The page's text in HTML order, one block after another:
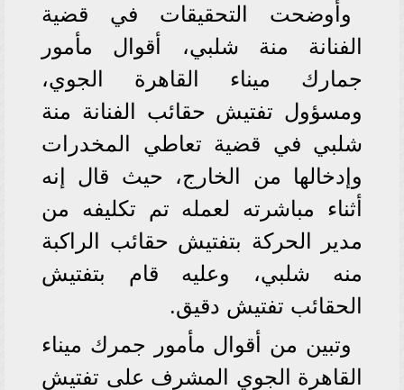
وأوضحت التحقيقات في قضية
الفنانة منة شلبي، أقوال مأمور
جمارك ميناء القاهرة الجوي،
ومسؤول تفتيش حقائب الفنانة منة
شلبي في قضية تعاطي المخدرات
وإدخالها من الخارج، حيث قال إنه
أثناء مباشرته لعمله تم تكليفه من
مدير الحركة بتفتيش حقائب الراكبة
منه شلبي، وعليه قام بتفتيش
الحقائب تفتيش دقيق.
وتبين من أقوال مأمور جمرك ميناء
القاهرة الجوي المشرف على تفتيش